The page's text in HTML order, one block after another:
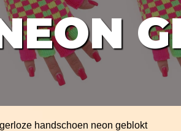
handschoen neon geblokt